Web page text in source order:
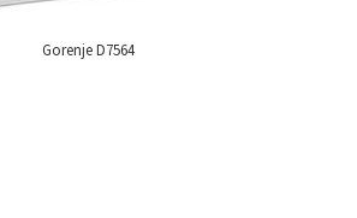
Gorenje D7564